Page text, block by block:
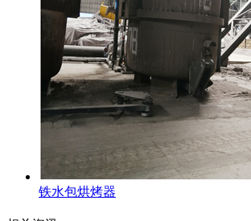
铁水包烘烤器